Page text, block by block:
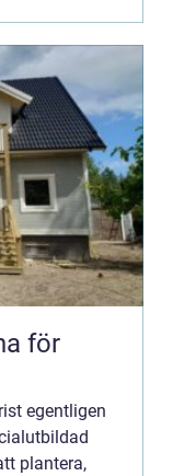
för
egentligen
plantera,